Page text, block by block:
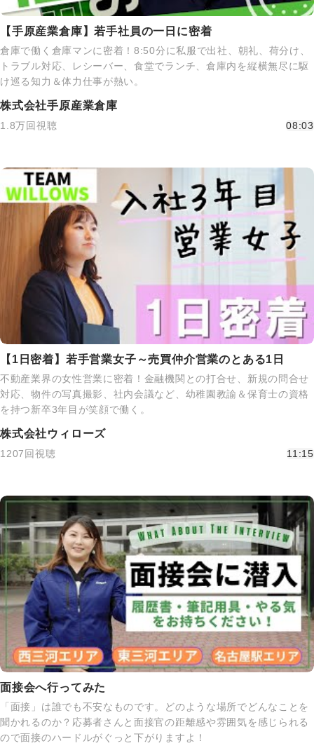
【手原産業倉庫】若手社員の一日に密着
倉庫で働く倉庫マンに密着！8:50分に私服で出社、朝礼、荷分け、
トラブル対応、レシーバー、食堂でランチ、倉庫内を縦横無尽に駆
け巡る知力＆体力仕事が熱い。
株式会社手原産業倉庫
1.8万回視聴 08:03
【1日密着】若手営業女子～売買仲介営業のとある1日
不動産業界の女性営業に密着！金融機関との打合せ、新規の問合せ
対応、物件の写真撮影、社内会議など、幼稚園教諭＆保育士の資格
を持つ新卒3年目が笑顔で働く。
株式会社ウィローズ
1207回視聴 11:15
面接会へ行ってみた
「面接」は誰でも不安なものです。どのような場所でどんなことを
聞かれるのか？応募者さんと面接官の距離感や雰囲気を感じられる
ので面接のハードルがぐっと下がりますよ！